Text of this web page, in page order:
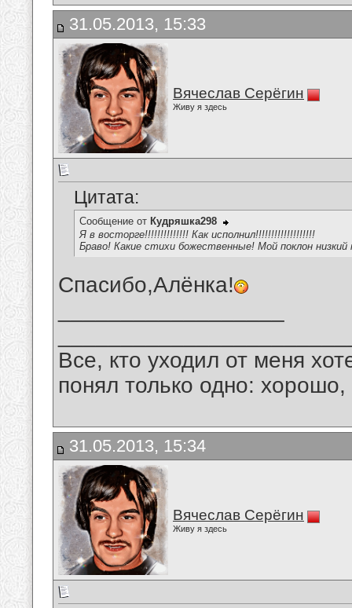
31.05.2013, 15:33
Вячеслав Серёгин
Живу я здесь
Цитата:
Сообщение от Кудряшка298
Я в восторге!!!!!!!!!!!!!! Как исполнил!!!!!!!!!!!!!!!!!!!
Браво! Какие стихи божественные! Мой поклон
Спасибо,Алёнка!
Все, кто уходил от меня
понял только одно:
31.05.2013, 15:34
Вячеслав Серёгин
Живу я здесь